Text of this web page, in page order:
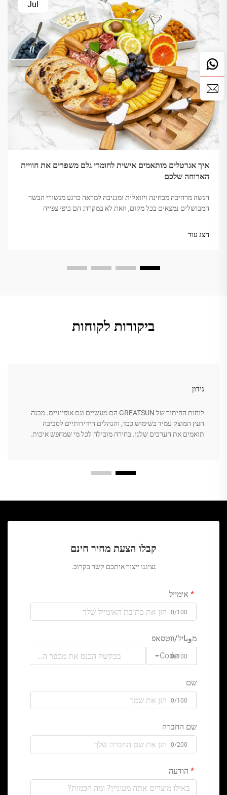
Jul
איך אגרטלים מותאמים אישית לחומרי גלם משפרים את חוויית
הארוחה שלכם
הגשה מרהיבה מבחינה ויזואלית ומגניבה למראה כרגע מגשורי הבשר
המבושלים נמצאים בכל מקום, וזאת לא במקרה: הם כיפי צפייה
הצג עוד
ביקורות לקוחות
גידון
לוחות החיתוך של GREATSUN הם מעשיים וגם אופייניים. מבנה
העץ המוצק עמיד בשימוש כבד, והנהלים הידידותיים לסביבה
תואמים את הערכים שלנו. בחירה מובילה לכל מי שמחפש איכות.
קבלו הצעת מחיר חינם
נציגנו ייצור איתכם קשר בקרוב.
אימייל
0/100
מوباיל/ווטסאפ
Code0/100
שם
0/100
שם החברה
0/200
הודעה